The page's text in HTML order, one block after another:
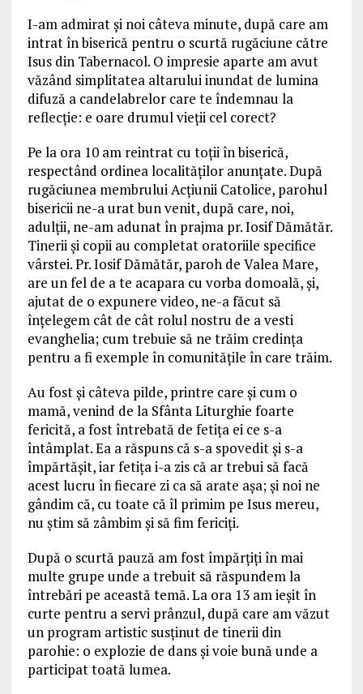
I-am admirat și noi câteva minute, după care am
intrat în biserică pentru o scurtă rugăciune către
Isus din Tabernacol. O impresie aparte am avut
văzând simplitatea altarului inundat de lumina
difuză a candelabrelor care te îndemnau la
reflecție: e oare drumul vieții cel corect?
Pe la ora 10 am reintrat cu toții în biserică,
respectând ordinea localităților anunțate. După
rugăciunea membrului Acțiunii Catolice, parohul
bisericii ne-a urat bun venit, după care, noi,
adulții, ne-am adunat în prajma pr. Iosif Dămătăr.
Tinerii și copii au completat oratoriile specifice
vârstei. Pr. Iosif Dămătăr, paroh de Valea Mare,
are un fel de a te acapara cu vorba domoală, și,
ajutat de o expunere video, ne-a făcut să
înțelegem cât de cât rolul nostru de a vesti
evanghelia; cum trebuie să ne trăim credința
pentru a fi exemple în comunitățile în care trăim.
Au fost și câteva pilde, printre care și cum o
mamă, venind de la Sfânta Liturghie foarte
fericită, a fost întrebată de fetița ei ce s-a
întâmplat. Ea a răspuns că s-a spovedit și s-a
împărtășit, iar fetița i-a zis că ar trebui să facă
acest lucru în fiecare zi ca să arate așa; și noi ne
gândim că, cu toate că îl primim pe Isus mereu,
nu știm să zâmbim și să fim fericiți.
După o scurtă pauză am fost împărțiți în mai
multe grupe unde a trebuit să răspundem la
întrebări pe această temă. La ora 13 am ieșit în
curte pentru a servi prânzul, după care am văzut
un program artistic susținut de tinerii din
parohie: o explozie de dans și voie bună unde a
participat toată lumea.